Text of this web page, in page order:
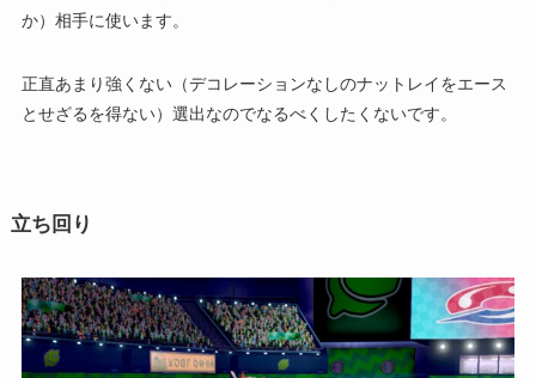
か）相手に使います。
正直あまり強くない（デコレーションなしのナットレイをエース
とせざるを得ない）選出なのでなるべくしたくないです。
立ち回り